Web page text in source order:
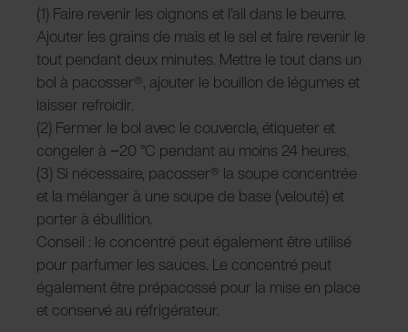
(1) Faire revenir les oignons et l’ail dans le beurre.
Ajouter les grains de maïs et le sel et faire revenir le
tout pendant deux minutes. Mettre le tout dans un
bol à pacosser®, ajouter le bouillon de légumes et
laisser refroidir.
(2) Fermer le bol avec le couvercle, étiqueter et
congeler à −20 °C pendant au moins 24 heures.
(3) Si nécessaire, pacosser® la soupe concentrée
et la mélanger à une soupe de base (velouté) et
porter à ébullition.
Conseil : le concentré peut également être utilisé
pour parfumer les sauces. Le concentré peut
également être prépacossé pour la mise en place
et conservé au réfrigérateur.